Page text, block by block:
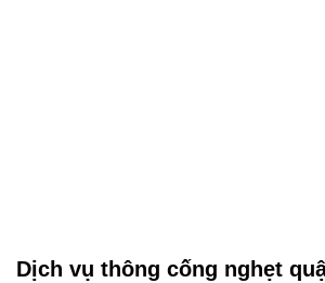
Dịch vụ thông cống nghẹt